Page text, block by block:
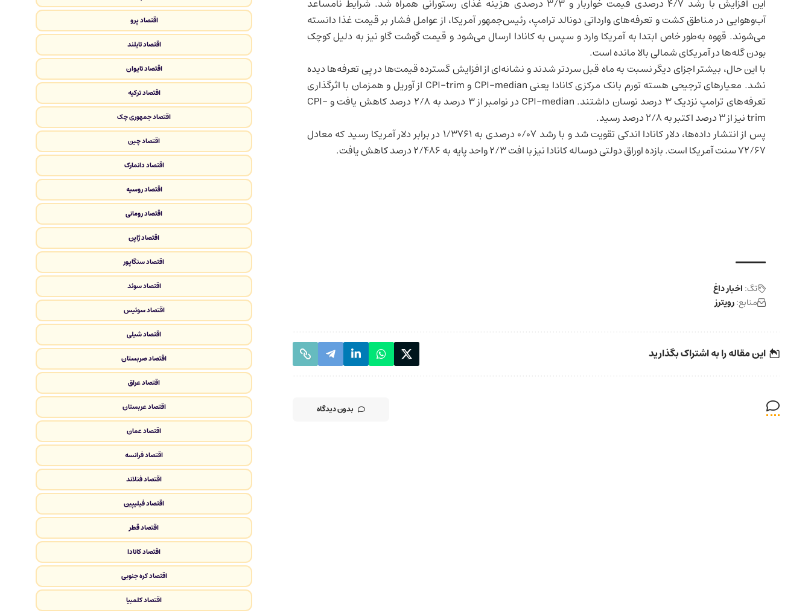
این افزایش با رشد ۴/۷ درصدی قیمت خواربار و ۳/۳ درصدی هزینه غذای رستورانی همراه شد. شرایط نامساعد
آب‌وهوایی در مناطق کشت و تعرفه‌های وارداتی دونالد ترامپ، رئیس‌جمهور آمریکا، از عوامل فشار بر قیمت غذا دانسته
می‌شوند. قهوه به‌طور خاص ابتدا به آمریکا وارد و سپس به کانادا ارسال می‌شود و قیمت گوشت گاو نیز به دلیل کوچک
بودن گله‌ها در آمریکای شمالی بالا مانده است.
با این حال، بیشتر اجزای دیگر نسبت به ماه قبل سردتر شدند و نشانه‌ای از افزایش گسترده قیمت‌ها در پی تعرفه‌ها دیده
نشد. معیارهای ترجیحی هسته تورم بانک مرکزی کانادا یعنی CPI-median و CPI-trim از آوریل و همزمان با اثرگذاری
تعرفه‌های ترامپ نزدیک ۳ درصد نوسان داشتند. CPI-median در نوامبر از ۳ درصد به ۲/۸ درصد کاهش یافت و CPI-
trim نیز از ۳ درصد اکتبر به ۲/۸ درصد رسید.
پس از انتشار داده‌ها، دلار کانادا اندکی تقویت شد و با رشد ۰/۰۷ درصدی به ۱/۳۷۶۱ در برابر دلار آمریکا رسید که معادل
۷۲/۶۷ سنت آمریکا است. بازده اوراق دولتی دوساله کانادا نیز با افت ۲/۳ واحد پایه به ۲/۴۸۶ درصد کاهش یافت.
تگ: اخبار داغ
منابع:رویترز
این مقاله را به اشتراک بگذارید
بدون دیدگاه
اقتصاد پرو
اقتصاد تایلند
اقتصاد تایوان
اقتصاد ترکیه
اقتصاد جمهوری چک
اقتصاد چین
اقتصاد دانمارک
اقتصاد روسیه
اقتصاد رومانی
اقتصاد ژاپن
اقتصاد سنگاپور
اقتصاد سوئد
اقتصاد سوئیس
اقتصاد شیلی
اقتصاد صربستان
اقتصاد عراق
اقتصاد عربستان
اقتصاد عمان
اقتصاد فرانسه
اقتصاد فنلاند
اقتصاد فیلیپین
اقتصاد قطر
اقتصاد کانادا
اقتصاد کره جنوبی
اقتصاد کلمبیا